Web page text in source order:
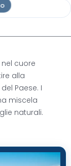
cuore
alla
Paese. I
miscela
naturali.